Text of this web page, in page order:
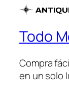
Todo
Compra
en un solo